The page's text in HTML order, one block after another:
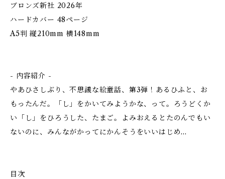
ブロンズ新社 2026年
ハードカバー 48ページ
A5判 縦210mm 横148mm
- 内容紹介 -
やあひさしぶり、不思議な絵童話、第3弾！あるひふと、お
もったんだ。「し」をかいてみようかな、って。ろうどくか
い「し」をひろうした、たまご。よみおえるとたのんでもい
ないのに、みんながかってにかんそうをいいはじめ…
目次